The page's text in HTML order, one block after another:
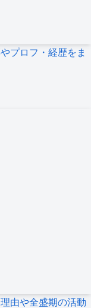
プロフ・経歴をま
由や全盛期の活動